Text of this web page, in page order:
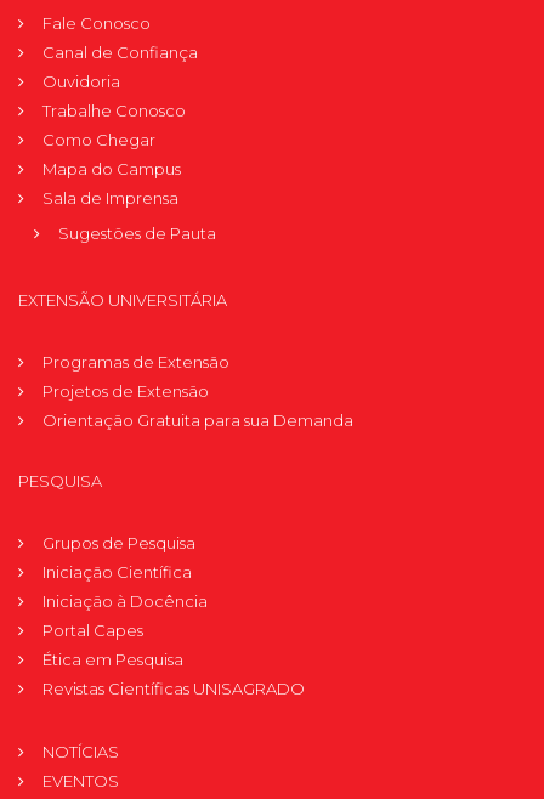
Fale Conosco
Canal de Confiança
Ouvidoria
Trabalhe Conosco
Como Chegar
Mapa do Campus
Sala de Imprensa
Sugestões de Pauta
EXTENSÃO UNIVERSITÁRIA
Programas de Extensão
Projetos de Extensão
Orientação Gratuita para sua Demanda
PESQUISA
Grupos de Pesquisa
Iniciação Científica
Iniciação à Docência
Portal Capes
Ética em Pesquisa
Revistas Científicas UNISAGRADO
NOTÍCIAS
EVENTOS